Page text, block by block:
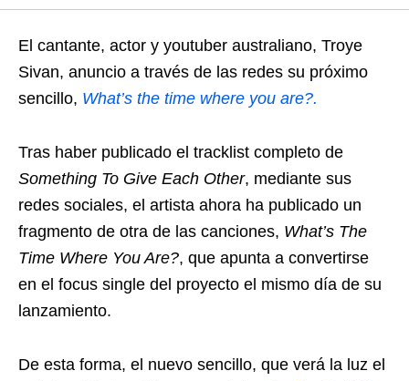
El cantante, actor y youtuber australiano, Troye
Sivan, anuncio a través de las redes su próximo
sencillo, What’s the time where you are?.
Tras haber publicado el tracklist completo de
Something To Give Each Other, mediante sus
redes sociales, el artista ahora ha publicado un
fragmento de otra de las canciones, What’s The
Time Where You Are?, que apunta a convertirse
en el focus single del proyecto el mismo día de su
lanzamiento.
De esta forma, el nuevo sencillo, que verá la luz el